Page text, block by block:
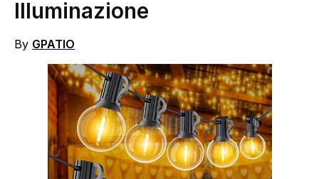
Illuminazione
By GPATIO